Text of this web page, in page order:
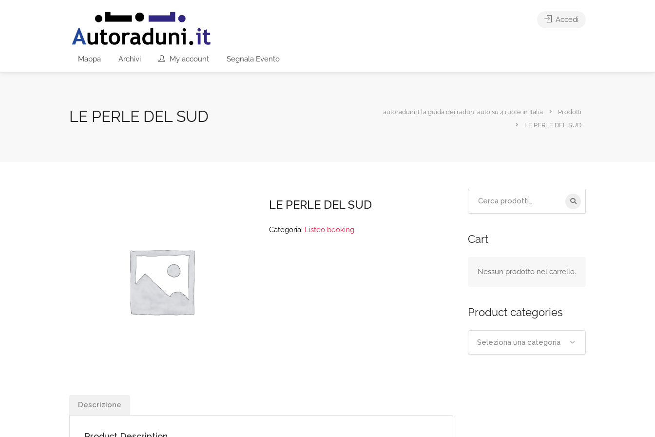
Mappa Archivi My account Segnala Evento
Accedi
LE PERLE DEL SUD autoraduni.it la guida dei raduni auto su 4 ruote in Italia
Prodotti
LE PERLE DEL SUD
LE PERLE DEL SUD
Categoria: Listeo booking
Descrizione
Cart
Nessun prodotto nel carrello.
Product categories
Seleziona una categoria